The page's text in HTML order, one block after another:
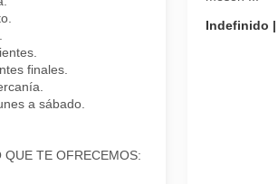
finales.
a sábado.
TE OFRECEMOS:
Indefinido